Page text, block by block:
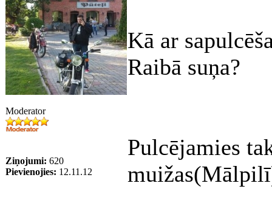
Moderator
Ziņojumi: 620
Pievienojies: 12.11.12
Kā ar
Raibā suņa?
Pulcējamies